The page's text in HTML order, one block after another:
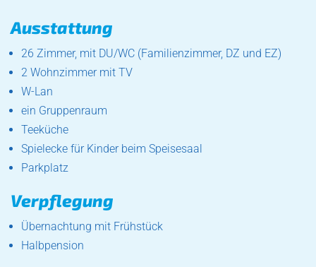
Ausstattung
26 Zimmer, mit DU/WC (Familienzimmer, DZ und EZ)
2 Wohnzimmer mit TV
W-Lan
ein Gruppenraum
Teeküche
Spielecke für Kinder beim Speisesaal
Parkplatz
Verpflegung
Übernachtung mit Frühstück
Halbpension